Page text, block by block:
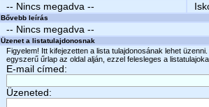
-- Nincs megadva --
Bővebb leírás
-- Nincs megadva --
Üzenet a listatulajdonosnak
Figyelem! Itt kifejezetten a lista tulajdonosának lehet
egyszerű űrlap az oldal alján, ezzel felesleges a
E-mail címed:
Üzeneted: